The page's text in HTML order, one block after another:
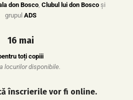
don Bosco, Clubul lui don Boscoși
grupulADS
16 mai
toți copiii
locurilor disponibile.
înscrierile vor fi online.